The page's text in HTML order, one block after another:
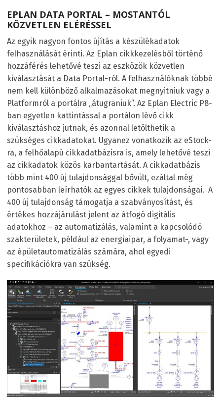
EPLAN DATA PORTAL – MOSTANTÓL
KÖZVETLEN ELÉRÉSSEL
Az egyik nagyon fontos újítás a készülékadatok
felhasználását érinti. Az Eplan cikkkezelésből történő
hozzáférés lehetővé teszi az eszközök közvetlen
kiválasztását a Data Portal-ról. A felhasználóknak többé
nem kell különböző alkalmazásokat megnyitniuk vagy a
Platformról a portálra „átugraniuk”. Az Eplan Electric P8-
ban egyetlen kattintással a portálon lévő cikk
kiválasztáshoz jutnak, és azonnal letölthetik a
szükséges cikkadatokat. Ugyanez vonatkozik az eStock-
ra, a felhőalapú cikkadatbázisra is, amely lehetővé teszi
az cikkadatok közös karbantartását. A cikkadatbázis
több mint 400 új tulajdonsággal bővült, ezáltal még
pontosabban leírhatók az egyes cikkek tulajdonságai. A
400 új tulajdonság támogatja a szabványosítást, és
értékes hozzájárulást jelent az átfogó digitális
adatokhoz – az automatizálás, valamint a kapcsolódó
szakterületek, például az energiaipar, a folyamat-, vagy
az épületautomatizálás számára, ahol egyedi
specifikációkra van szükség.